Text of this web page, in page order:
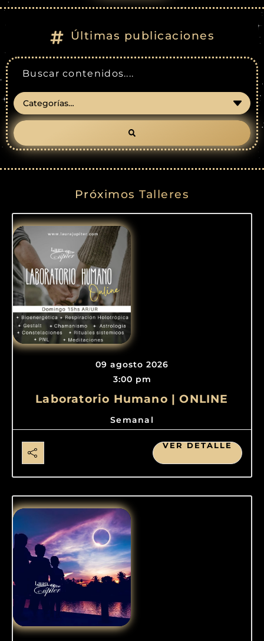
Últimas publicaciones
Próximos Talleres
09 agosto 2026
3:00 pm
Laboratorio Humano | ONLINE
Semanal
VER DETALLE